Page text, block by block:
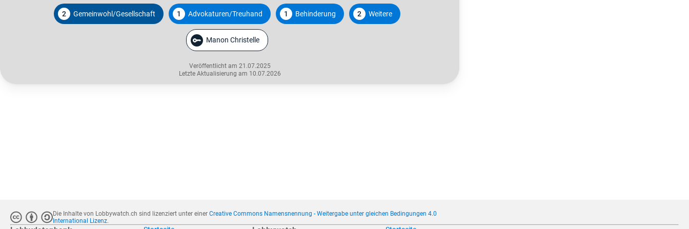
2 Gemeinwohl/Gesellschaft 1 Advokaturen/Treuhand 1 Behinderung 2 Weitere
Manon Christelle
Veröffentlicht am 21.07.2025
Letzte Aktualisierung am 10.07.2026
Die Inhalte von Lobbywatch.ch sind lizenziert unter einerCreative Commons Namensnennung - Weitergabe unter gleichen Bedingungen 4.0
International Lizenz.